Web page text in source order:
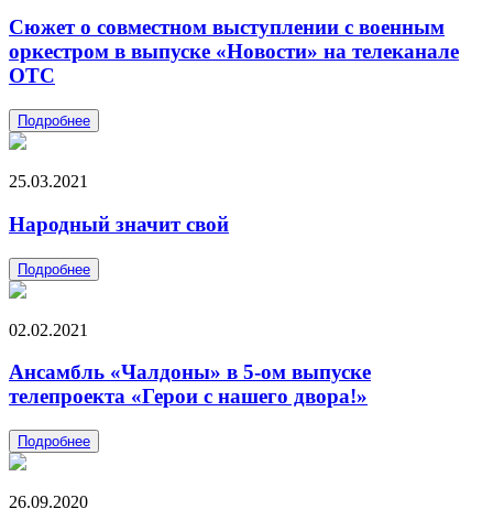
Сюжет о совместном выступлении с военным
оркестром в выпуске «Новости» на телеканале
ОТС
Подробнее
25.03.2021
Народный значит свой
Подробнее
02.02.2021
Ансамбль «Чалдоны» в 5-ом выпуске
телепроекта «Герои с нашего двора!»
Подробнее
26.09.2020